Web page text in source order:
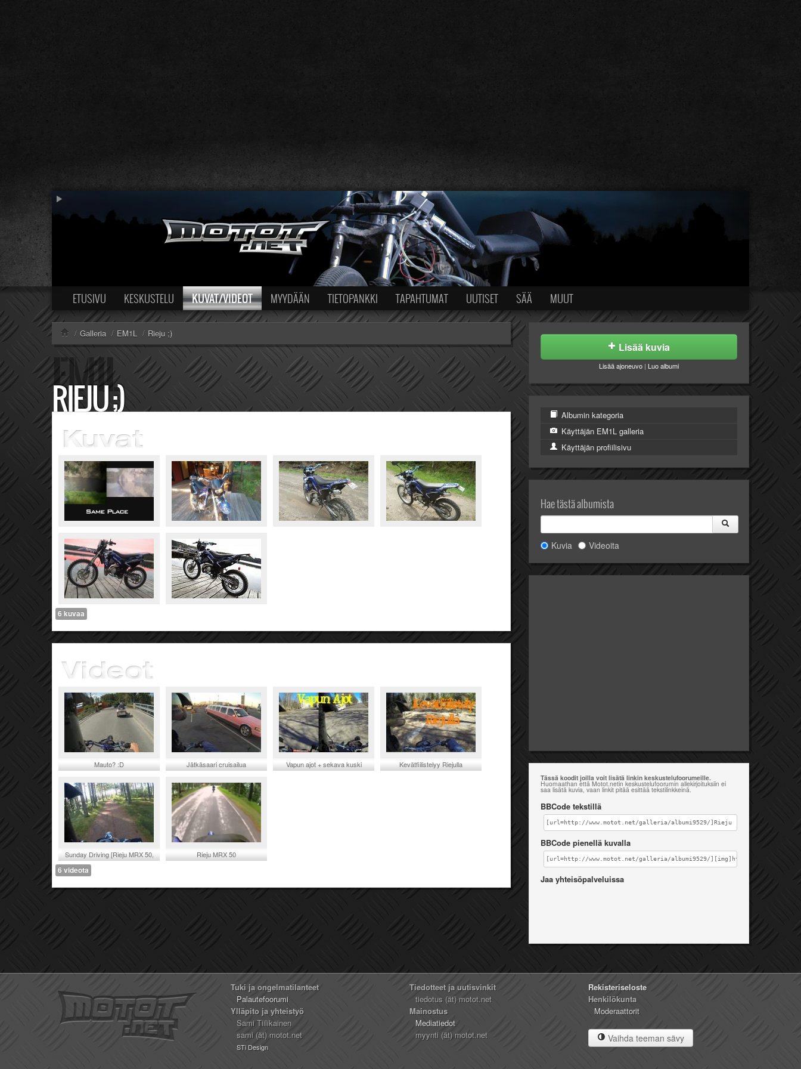
ETUSIVU KESKUSTELU KUVAT/VIDEOT MYYDÄÄN TIETOPANKKI TAPAHTUMAT UUTISET SÄÄ MUUT
/ Galleria / EM1L / Rieju ;)
RIEJU ;)
6 kuvaa
Mauto? :D Jätkäsaari cruisailua
Vapun ajot + sekava kuski
(Honda Monkey/Rieju MRX)
Kevätfiilistelyy Riejulla
Sunday Driving [Rieju MRX 50,
Tunturi Pappa]
Rieju MRX 50
6 videota
Lisää kuvia
Lisää ajoneuvo | Luo albumi
Albumin kategoria
Käyttäjän EM1L galleria
Käyttäjän profiilisivu
Hae tästä albumista
Kuvia Videoita
Tässä koodit joilla voit lisätä linkin keskustelufoorumeille.
Huomaathan että Motot.netin keskustelufoorumin allekirjoituksiin ei
saa lisätä kuvia, vaan linkit pitää esittää tekstilinkkeinä.
BBCode tekstillä
[url=http://www.motot.net/galleria/albumi9529/]Rieju ;)[/url]
BBCode pienellä kuvalla
[url=http://www.motot.net/galleria/albumi9529/][img]http://
Jaa yhteisöpalveluissa
Tuki ja ongelmatilanteet
Palautefoorumi
Ylläpito ja yhteistyö
Sami Tiilikainen
sami (ät) motot.net
STi Design
Tiedotteet ja uutisvinkit
tiedotus (ät) motot.net
Mainostus
Mediatiedot
myynti (ät) motot.net
Rekisteriseloste
Henkilökunta
Moderaattorit
Vaihda teeman sävy